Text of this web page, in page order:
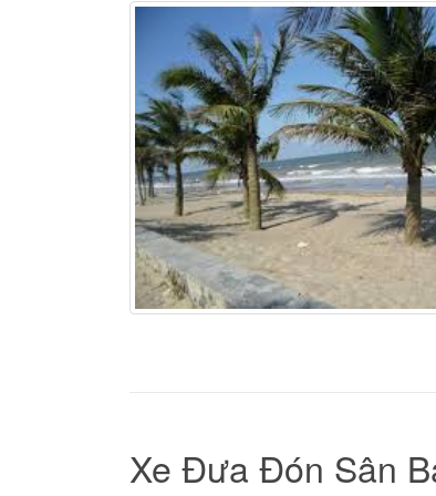
Xe Đưa Đón Sân